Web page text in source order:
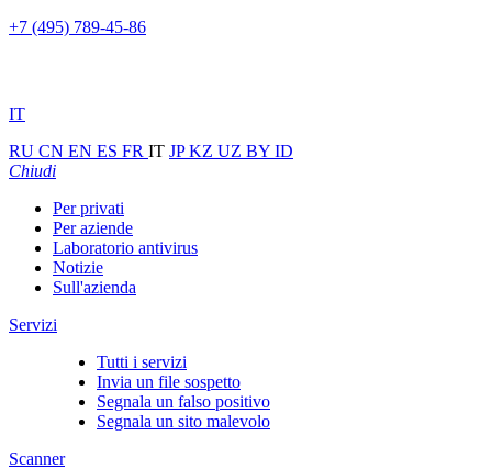
+7 (495) 789-45-86
IT
RU CN EN ES FR IT JPKZ UZ BY ID
Chiudi
Per privati
Per aziende
Laboratorio antivirus
Notizie
Sull'azienda
Servizi
Tutti i servizi
Invia un file sospetto
Segnala un falso positivo
Segnala un sito malevolo
Scanner